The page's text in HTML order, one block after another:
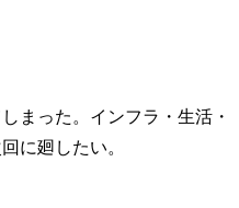
まった。インフラ・生活・
に廻したい。